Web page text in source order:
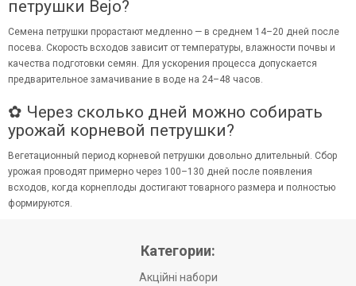
петрушки Bejo?
Семена петрушки прорастают медленно — в среднем 14–20 дней после
посева. Скорость всходов зависит от температуры, влажности почвы и
качества подготовки семян. Для ускорения процесса допускается
предварительное замачивание в воде на 24–48 часов.
✿ Через сколько дней можно собирать
урожай корневой петрушки?
Вегетационный период корневой петрушки довольно длительный. Сбор
урожая проводят примерно через 100–130 дней после появления
всходов, когда корнеплоды достигают товарного размера и полностью
формируются.
Категории:
Акційні набори